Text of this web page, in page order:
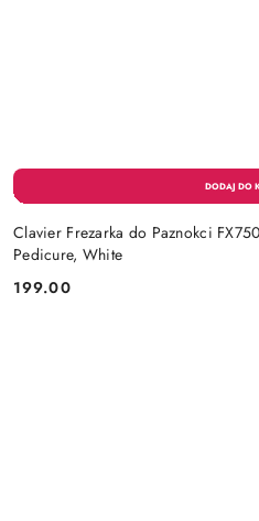
Clavier Frezarka do Paznokci
Pedicure, White
Cena:
199.00